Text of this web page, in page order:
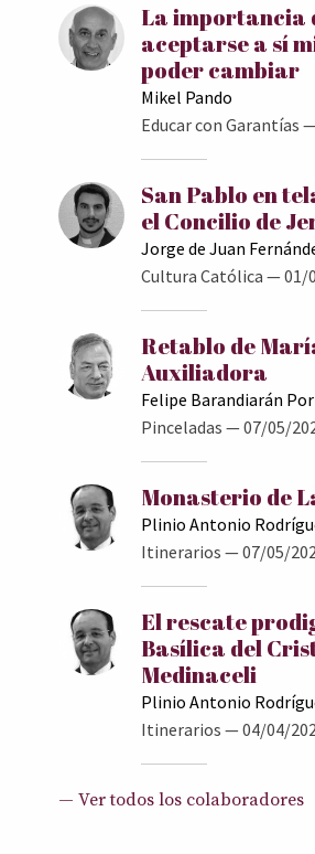
La importancia
aceptarse a sí
poder cambiar
Mikel Pando
Educar con Garantías
San Pablo en
el Concilio de
Jorge de Juan
Cultura Católica — 01/
Retablo de
Auxiliadora
Felipe Barandiarán
Pinceladas — 07/05/
Monasterio de
Plinio Antonio
Itinerarios — 07/05/
El rescate
Basílica del
Medinaceli
Plinio Antonio
Itinerarios — 04/04/
— Ver todos los colaboradores